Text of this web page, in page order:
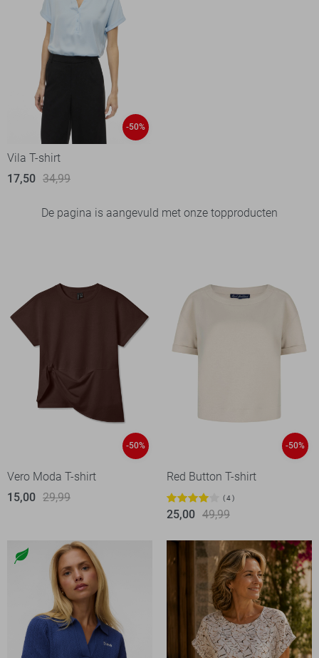
-50%
Vila T-shirt
17,50 34,99
De pagina is aangevuld met onze topproducten
-50%
Vero Moda T-shirt
15,00 29,99
-50%
Red Button T-shirt
4
25,00 49,99